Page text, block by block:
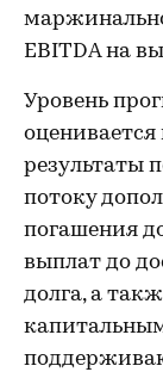
EBITDA на
Уровень
результаты
потоку
погашения
выплат до
долга, а